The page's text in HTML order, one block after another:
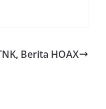
Berita HOAX